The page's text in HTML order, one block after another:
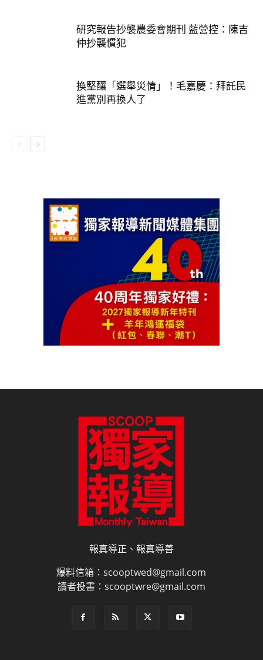
研究報告抄襲農委會期刊 藍營控：陳吉
仲抄襲慣犯
換堅釀「選舉災情」！毛嘉慶：拜託民
進黨別再換人了
報真導正、報真導善
爆料信箱：scooptwed@gmail.com
讀者投書：scooptwre@gmail.com